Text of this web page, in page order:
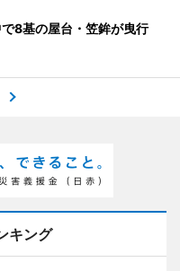
8基の屋台・笠鉾が曳行
キング